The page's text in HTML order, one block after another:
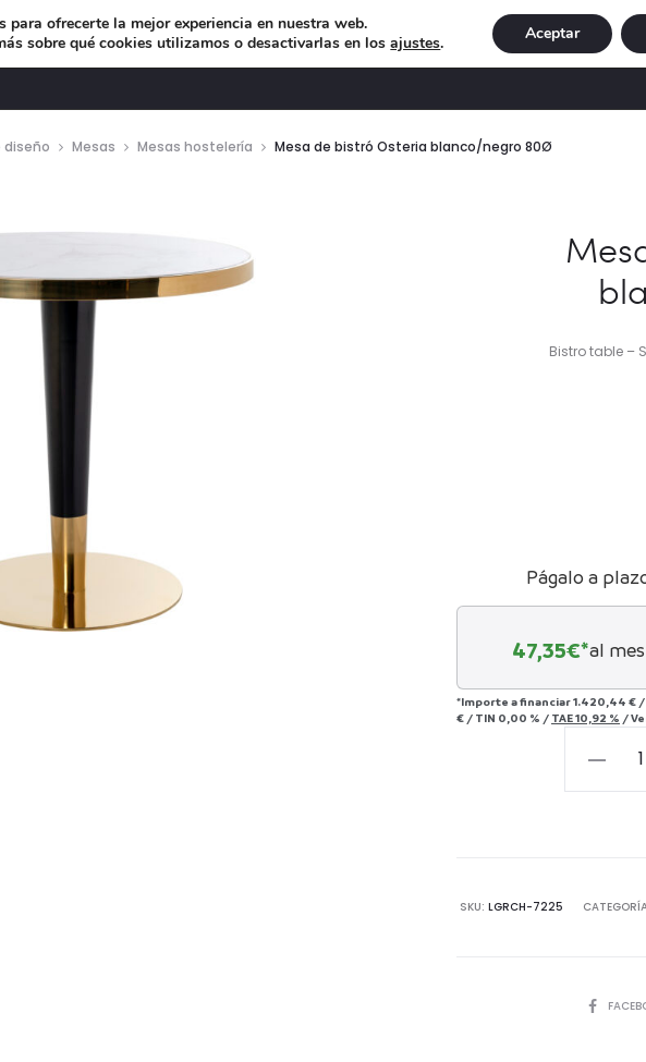
MUEBLES DE DISEÑO ILUMINACIÓN NAVIDAD
diseño Mesas Mesas hostelería Mesa de bistró Osteria blanco/negro 80Ø
Bistro table –
Págalo a
47,35€*al
*Importe a financiar1.420,44 € /
€ / TIN 0,00 % / TAE10,92 % /
80Ø
SKU: LGRCH-7225
para ofrecerte la mejor experiencia en nuestra web.
sobre qué cookies utilizamos o desactivarlas en losajustes. Aceptar